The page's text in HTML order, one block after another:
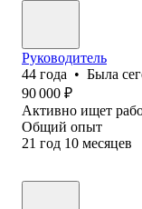
Руководитель
44 года • Была
90 000 ₽
Активно ищет
Общий опыт
21 год 10 месяцев